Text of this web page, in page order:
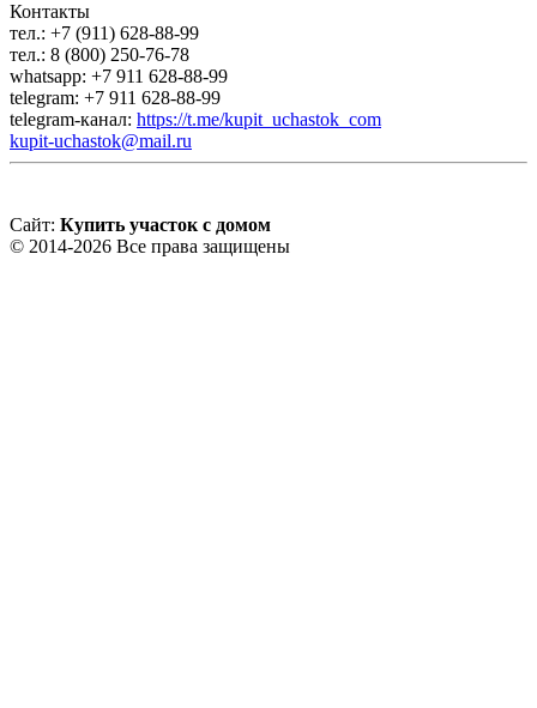
Контакты
тел.: +7 (911) 628-88-99
тел.: 8 (800) 250-76-78
whatsapp: +7 911 628-88-99
telegram: +7 911 628-88-99
telegram-канал: https://t.me/kupit_uchastok_com
kupit-uchastok@mail.ru
Сайт: Купить участок с домом
© 2014-2026 Все права защищены